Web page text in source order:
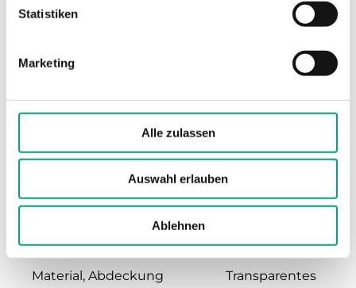
Statistiken
Marketing
Alle zulassen
Auswahl erlauben
Ablehnen
Umgebungstemperatur
Abmessungen, außen
(B x H x T)
Medien
Wasser und
Material, Abdeckung
Transparentes